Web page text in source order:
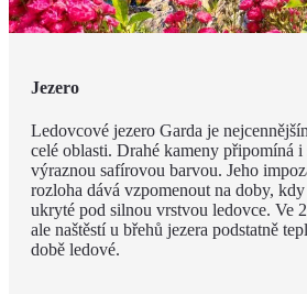
Jezero
Ledovcové jezero Garda je
celé oblasti. Drahé kameny připomíná i
výraznou safírovou barvou. Jeho
rozloha dává vzpomenout na doby,
ukryté pod silnou vrstvou ledovce. Ve
ale naštěstí u břehů jezera podstatně
době ledové.